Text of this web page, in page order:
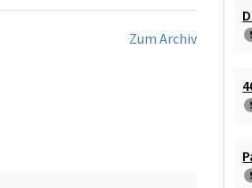
Zum Archiv